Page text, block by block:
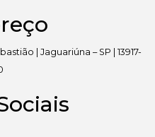
| Jaguariúna – SP | 13917-